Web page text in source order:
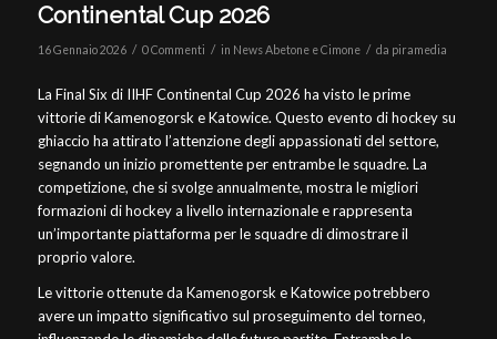
Continental Cup 2026
16 Gennaio 2026 / 0 Commenti / in News Abetone e Cimone / da piramedia
La Final Six di IIHF Continental Cup 2026 ha visto le prime
vittorie di Kamenogorsk e Katowice. Questo evento di hockey su
ghiaccio ha attirato l’attenzione degli appassionati del settore,
segnando un inizio promettente per entrambe le squadre. La
competizione, che si svolge annualmente, mostra le migliori
formazioni di hockey a livello internazionale e rappresenta
un’importante piattaforma per le squadre di dimostrare il
proprio valore.
Le vittorie ottenute da Kamenogorsk e Katowice potrebbero
avere un impatto significativo sul proseguimento del torneo,